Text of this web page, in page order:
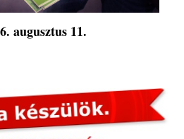
augusztus 11.